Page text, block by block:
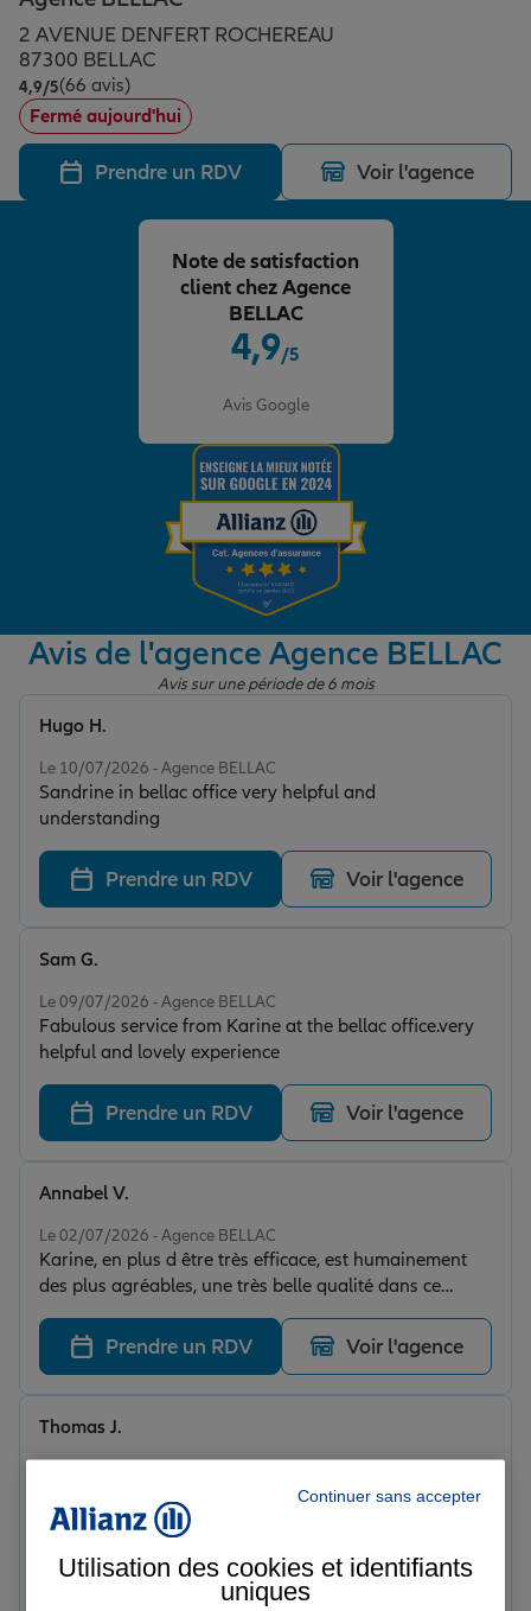
Assurance emprunteur
Prévoyance et dépendance
Assurance animal de compagnie
Protection de la famille
Protection juridique
Épargne & retraite
Plan épargne retraite
Assurance vie
Placements financiers
Investissements immobiliers
Transmission
Vos projets
Partir en vacances
Départ à la retraite
Préparer l’avenir
Conseil assurance
Assurance habitation
Le Pack Famille
Garantie des accidents de la vie
Assurance scolaire
Protection juridique
Retraite
Tous nos devis d'assurance
Allianz en France
2 AVENUE DENFERT ROCHEREAU
87300 BELLAC
4,9/5Note de 4.9 sur 5
(66 avis)
Fermé aujourd'hui
Prendre un RDV Voir l'agence
4,9/5
Avis Google
Note de satisfaction
client chez Agence
BELLAC
Avis de l'agence Agence BELLAC
Avis sur une période de 6 mois
Le 10/07/2026 - Agence BELLAC
Sandrine in bellac office very helpful and
understanding
Hugo H.
Prendre un RDV Voir l'agence
Le 09/07/2026 - Agence BELLAC
Fabulous service from Karine at the bellac office.very
helpful and lovely experience
Sam G.
Prendre un RDV Voir l'agence
Le 02/07/2026 - Agence BELLAC
Karine, en plus d être très efficace, est humainement
des plus agréables, une très belle qualité dans ce
métier d assureur, Je recommande cette conseillère 👍
Annabel V.
Prendre un RDV Voir l'agence
Très bonne agence, à l'écoute des clients. Je
recommande !!
Thomas J.
Prendre un RDV Voir l'agence
Continuer sans accepter
Utilisation des cookies et identifiants
uniques